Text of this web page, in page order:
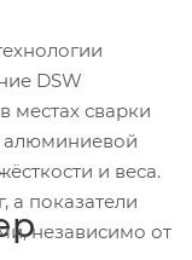
DSW
местах сварки
алюминиевой
и веса.
а показатели
независимо от